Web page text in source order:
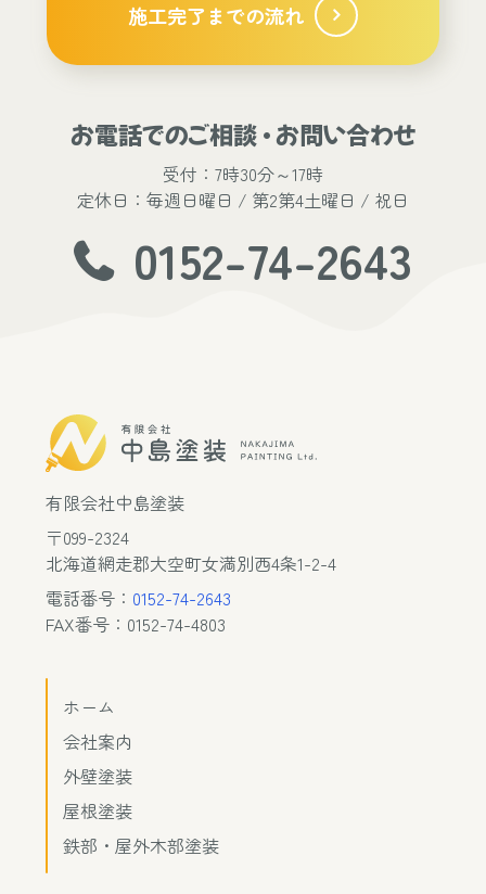
施工完了までの流れ
お電話でのご相談 ・ お問い合わせ
受付：7時30分～17時
定休日：毎週日曜日 / 第2第4土曜日 / 祝日
0152-74-2643
有限会社中島塗装
〒099-2324
北海道網走郡大空町女満別西4条1-2-4
電話番号： 0152-74-2643
FAX番号：0152-74-4803
ホーム
会社案内
外壁塗装
屋根塗装
鉄部・屋外木部塗装